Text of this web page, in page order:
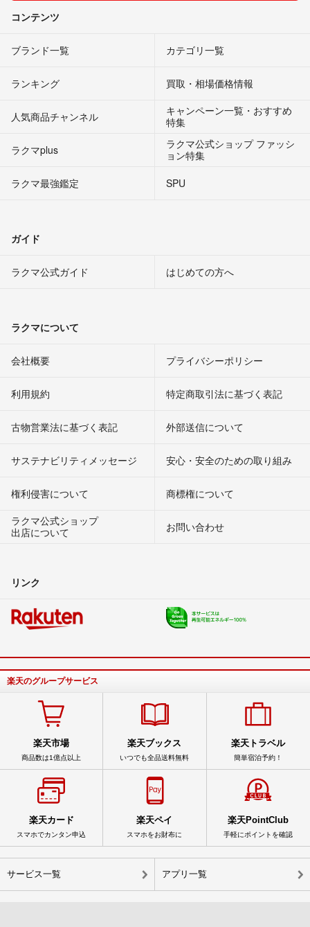
コンテンツ
ブランド一覧 カテゴリ一覧
ランキング 買取・相場価格情報
人気商品チャンネル
キャンペーン一覧・おすすめ
特集
ラクマplus
ラクマ公式ショップ ファッシ
ョン特集
ラクマ最強鑑定
SPU
ガイド
ラクマ公式ガイド はじめての方へ
ラクマについて
会社概要 プライバシーポリシー
利用規約 特定商取引法に基づく表記
古物営業法に基づく表記 外部送信について
サステナビリティメッセージ 安心・安全のための取り組み
権利侵害について
商標権について
ラクマ公式ショップ
出店について
お問い合わせ
リンク
楽天のグループサービス
楽天市場
商品数は1億点以上
楽天ブックス
いつでも全品送料無料
楽天トラベル
簡単宿泊予約！
楽天カード
スマホでカンタン申込
楽天ペイ
スマホをお財布に
楽天PointClub
手軽にポイントを確認
サービス一覧 アプリ一覧